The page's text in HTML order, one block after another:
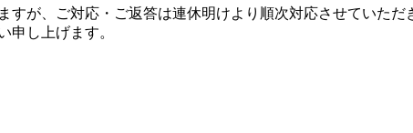
が、ご対応・ご返答は連休明けより順次対応させていただ
申し上げます。